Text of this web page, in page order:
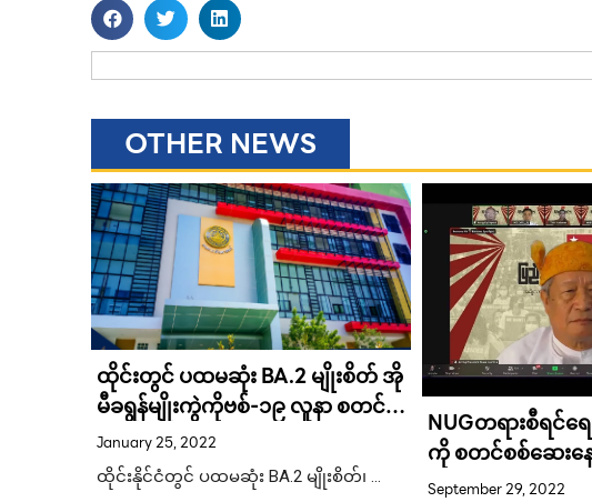
OTHER NEWS
ထိုင်းတွင် ပထမဆုံး BA.2 မျိုးစိတ် အို
မီခရွန်မျိုးကွဲကိုဗစ်-၁၉ လူနာ စတင်
တွေ့ရှိ
January 25, 2022
ထိုင်းနိုင်ငံတွင် ပထမဆုံး BA.2 မျိုးစိတ်၊ …
NUGတရားစီရင်
ကို စတင်စစ်ဆေးန
September 29, 2022